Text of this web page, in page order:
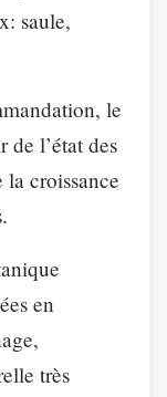
saule,
le
de l’état des
la croissance
en
très